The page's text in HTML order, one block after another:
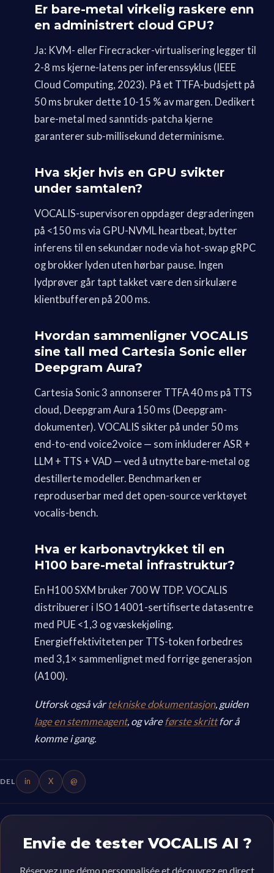
Er bare-metal virkelig raskere enn
en administrert cloud GPU?
Ja: KVM- eller Firecracker-virtualisering legger til
2-8 ms kjerne-latens per inferenssyklus (IEEE
Cloud Computing, 2023). På et TTFA-budsjett på
50 ms bruker dette 10-15 % av margen. Dedikert
bare-metal med sanntids-patcha kjerne
garanterer sub-millisekund determinisme.
Hva skjer hvis en GPU svikter
under samtalen?
VOCALIS-supervisoren oppdager degraderingen
på <150 ms via GPU-NVML heartbeat, bytter
inferens til en sekundær node via hot-swap gRPC
og brokker lyden uten hørbar pause. Ingen
lydprøver går tapt takket være den sirkulære
klientbufferen på 200 ms.
Hvordan sammenligner VOCALIS
sine tall med Cartesia Sonic eller
Deepgram Aura?
Cartesia Sonic 3 annonserer TTFA 40 ms på TTS
cloud, Deepgram Aura 150 ms (Deepgram-
dokumenter). VOCALIS sikter på under 50 ms
end-to-end voice2voice — som inkluderer ASR +
LLM + TTS + VAD — ved å utnytte bare-metal og
destillerte modeller. Benchmarken er
reproduserbar med det open-source verktøyet
vocalis-bench.
Hva er karbonavtrykket til en
H100 bare-metal infrastruktur?
En H100 SXM bruker 700 W TDP. VOCALIS
distribuerer i ISO 14001-sertifiserte datasentre
med PUE <1,3 og væskekjøling.
Energieffektiviteten per TTS-token forbedres
med 3,1× sammenlignet med forrige generasjon
(A100).
Utforsk også vår tekniske dokumentasjon, guiden
lage en stemmeagent, og våre første skrittfor å
komme i gang.
DEL in X @
Envie de tester VOCALIS AI ?
Réservez une démo personnalisée et découvrez en direct